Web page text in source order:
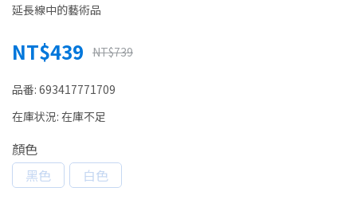
延長線中的藝術品
NT$439 NT$739
品番: 693417771709
在庫状況: 在庫不足
顏色
黑色
白色